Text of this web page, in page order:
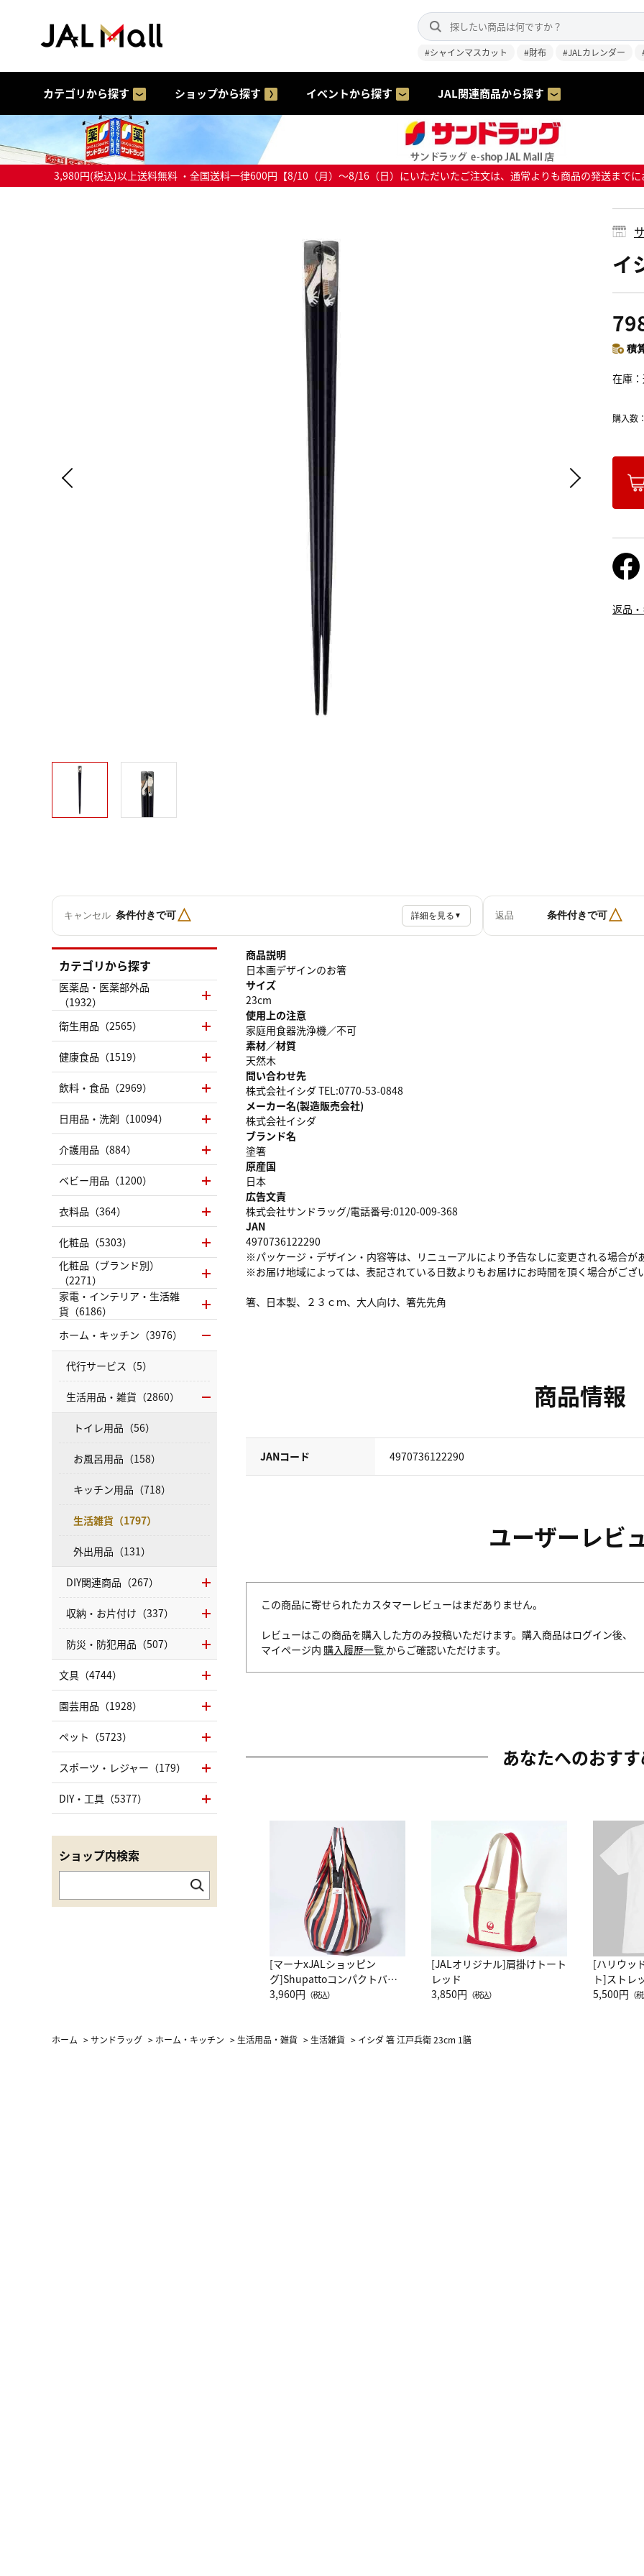
#シャインマスカット #財布 #JALカレンダー
カテゴリから探す ショップから探す イベントから探す JAL関連商品から探す
3,980円(税込)以上送料無料 ・全国送料一律600円【8/10（月）～8/16（日）にいただいたご注文は、通常よりも商品の発送まで
イ
積
在庫
購入数
返品
キャンセル 条件付きで可△ 詳細を見る ▼ 返品 条件付きで可△
商品説明
日本画デザインのお箸
サイズ
23cm
使用上の注意
家庭用食器洗浄機／不可
素材／材質
天然木
問い合わせ先
株式会社イシダ TEL:0770-53-0848
メーカー名(製造販売会社)
株式会社イシダ
ブランド名
塗箸
原産国
日本
広告文責
株式会社サンドラッグ/電話番号:0120-009-368
JAN
4970736122290
※パッケージ・デザイン・内容等は、リニューアルにより予告なしに変更される場合が
※お届け地域によっては、表記されている日数よりもお届けにお時間を頂く場合がござ
箸、日本製、２３ｃｍ、大人向け、箸先先角
商品情報
JANコード 4970736122290
ユーザーレビ
この商品に寄せられたカスタマーレビューはまだありません。
レビューはこの商品を購入した方のみ投稿いただけます。購入商品はログイン後、
マイページ内 購入履歴一覧 からご確認いただけます。
あなたへのおす
[マーナxJALショッピン
グ]Shupattoコンパクトバッ
グ Drop JAL客室乗務員
3,960円 （税込）
[JALオリジナル]肩掛けトート
レッド
3,850円 （税込）
[ハリウッ
ト]ストレ
ーネック
5,500円 （
カテゴリから探す
医薬品・医薬部外品
（1932）
衛生用品（2565）
健康食品（1519）
飲料・食品（2969）
日用品・洗剤（10094）
介護用品（884）
ベビー用品（1200）
衣料品（364）
化粧品（5303）
化粧品（ブランド別）
（2271）
家電・インテリア・生活雑
貨（6186）
ホーム・キッチン（3976）
代行サービス（5）
生活用品・雑貨（2860）
トイレ用品（56）
お風呂用品（158）
キッチン用品（718）
生活雑貨（1797）
外出用品（131）
DIY関連商品（267）
収納・お片付け（337）
防災・防犯用品（507）
文具（4744）
園芸用品（1928）
ペット（5723）
スポーツ・レジャー（179）
DIY・工具（5377）
ショップ内検索
ホーム >サンドラッグ > ホーム・キッチン > 生活用品・雑貨 > 生活雑貨 > イシダ 箸 江戸兵衛 23cm 1膳